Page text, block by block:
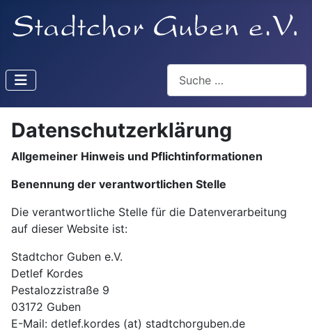
Datenschutzerklärung
Allgemeiner Hinweis und Pflichtinformationen
Benennung der verantwortlichen Stelle
Die verantwortliche Stelle für die Datenverarbeitung
auf dieser Website ist:
Stadtchor Guben e.V.
Detlef Kordes
Pestalozzistraße 9
03172 Guben
E-Mail: detlef.kordes (at) stadtchorguben.de